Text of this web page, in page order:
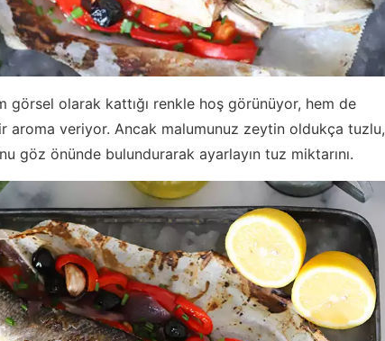
görsel olarak kattığı renkle hoş görünüyor, hem de
aroma veriyor. Ancak malumunuz zeytin oldukça tuzlu,
göz önünde bulundurarak ayarlayın tuz miktarını.